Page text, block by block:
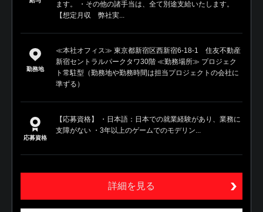
ます。 ・その他の諸手当は、全て別途支給いたします。
【想定月収 弊社実...
勤務地
≪本社オフィス≫ 東京都新宿区西新宿6-18-1 住友不動産
新宿セントラルパークタワ30階 ≪勤務場所≫ プロジェク
ト常駐型（勤務地や勤務時間は担当プロジェクトの会社に
準ずる）
応募資格
【応募資格】 ・日本語：日本での就業経験があり、業務に
支障がない ・3年以上のゲームでのモデリン...
詳細を見る